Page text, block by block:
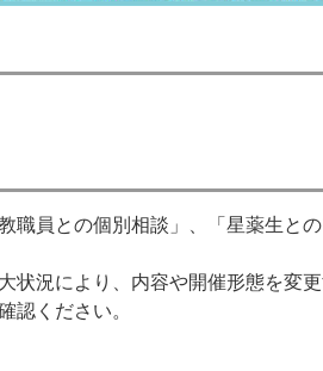
職員との個別相談」、「星薬生と
状況により、内容や開催形態を変
認ください。